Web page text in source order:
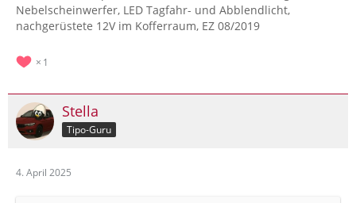
Nebelscheinwerfer, LED Tagfahr- und Abblendlicht,
nachgerüstete 12V im Kofferraum, EZ 08/2019
1
Stella
Tipo-Guru
4. April 2025